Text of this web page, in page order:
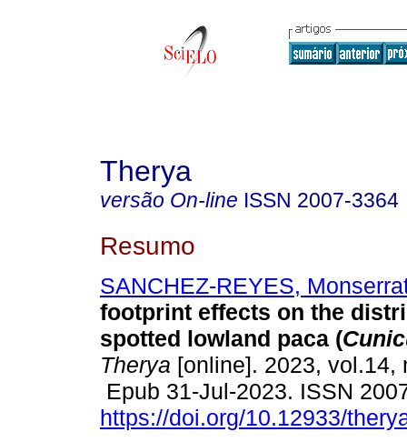
Therya
versão On-line ISSN 2007-3364
Resumo
SANCHEZ-REYES,
footprint effects on the
spotted lowland paca (
Therya [online]. 2023, vol.14,
Epub 31-Jul-2023. ISSN
https://doi.org/10.12933/